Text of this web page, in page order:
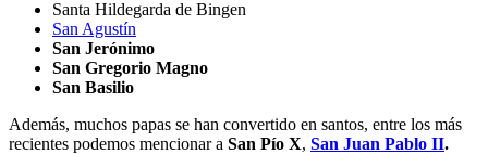
Santa Hildegarda de Bingen
San Agustín
San Jerónimo
San Gregorio Magno
San Basilio
Además, muchos papas se han convertido en santos, entre los más
recientes podemos mencionar a San Pío X, San Juan Pablo II.